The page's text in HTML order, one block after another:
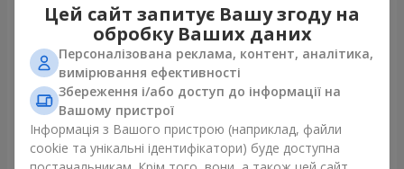
Букет "Piedmont"
5 065 грн
Композиція "Сільвія"
3 513 грн
Цей сайт запитує Вашу згоду на
обробку Ваших даних
Персоналізована реклама, контент, аналітика,
вимірювання ефективності
Збереження і/або доступ до інформації на
Вашому пристрої
Інформація з Вашого пристрою (наприклад, файли
cookie та унікальні ідентифікатори) буде доступна